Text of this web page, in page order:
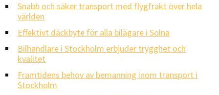
Snabb och säker transport med flygfrakt över hela
världen
Effektivt däckbyte för alla bilägare i Solna
Bilhandlare i Stockholm erbjuder trygghet och
kvalitet
Framtidens behov av bemanning inom transport i
Stockholm